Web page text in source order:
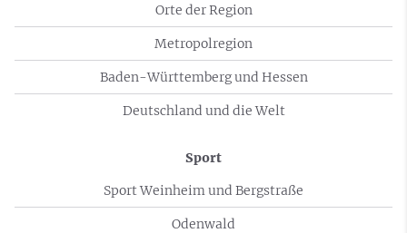
Orte der Region
Metropolregion
Baden-Württemberg und Hessen
Deutschland und die Welt
Sport
Sport Weinheim und Bergstraße
Odenwald